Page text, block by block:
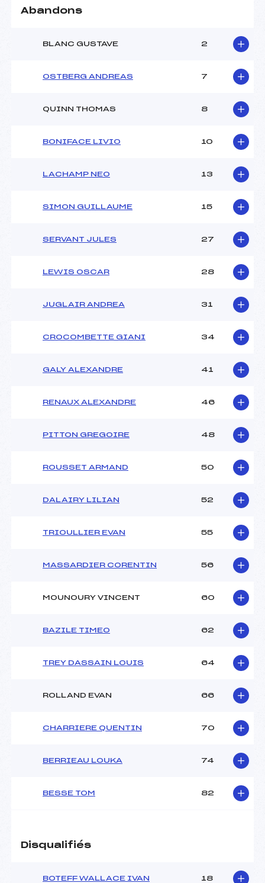
Abandons
BLANC GUSTAVE 2
OSTBERG ANDREAS 7
QUINN THOMAS 8
BONIFACE LIVIO 10
LACHAMP NEO 13
SIMON GUILLAUME 15
SERVANT JULES 27
LEWIS OSCAR 28
JUGLAIR ANDREA 31
CROCOMBETTE GIANI 34
GALY ALEXANDRE 41
RENAUX ALEXANDRE 46
PITTON GREGOIRE 48
ROUSSET ARMAND 50
DALAIRY LILIAN 52
TRIOULLIER EVAN 55
MASSARDIER CORENTIN 56
MOUNOURY VINCENT 60
BAZILE TIMEO 62
TREY DASSAIN LOUIS 64
ROLLAND EVAN 66
CHARRIERE QUENTIN 70
BERRIEAU LOUKA 74
BESSE TOM 82
Disqualifiés
BOTEFF WALLACE IVAN 18